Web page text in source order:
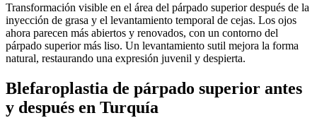
Transformación visible en el área del párpado superior después de la
inyección de grasa y el levantamiento temporal de cejas. Los ojos
ahora parecen más abiertos y renovados, con un contorno del
párpado superior más liso. Un levantamiento sutil mejora la forma
natural, restaurando una expresión juvenil y despierta.
Blefaroplastia de párpado superior antes
y después en Turquía